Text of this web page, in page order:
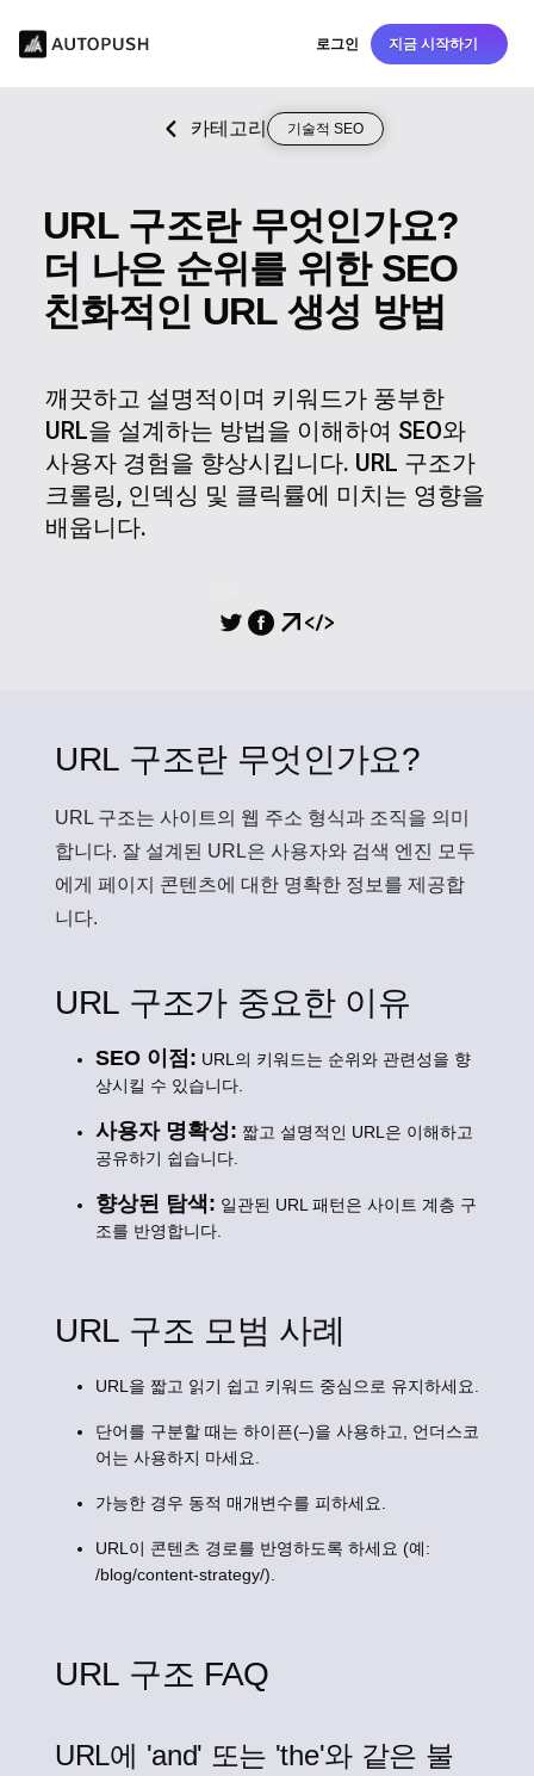
로그인 지금 시작하기
카테고리 기술적 SEO
URL 구조란 무엇인가요?
더 나은 순위를 위한 SEO
친화적인 URL 생성 방법
깨끗하고 설명적이며 키워드가 풍부한
URL을 설계하는 방법을 이해하여 SEO와
사용자 경험을 향상시킵니다. URL 구조가
크롤링, 인덱싱 및 클릭률에 미치는 영향을
배웁니다.
URL 구조란 무엇인가요?
URL 구조는 사이트의 웹 주소 형식과 조직을 의미
합니다. 잘 설계된 URL은 사용자와 검색 엔진 모두
에게 페이지 콘텐츠에 대한 명확한 정보를 제공합
니다.
URL 구조가 중요한 이유
SEO 이점: URL의 키워드는 순위와 관련성을 향
상시킬 수 있습니다.
사용자 명확성: 짧고 설명적인 URL은 이해하고
공유하기 쉽습니다.
향상된 탐색: 일관된 URL 패턴은 사이트 계층 구
조를 반영합니다.
URL 구조 모범 사례
URL을 짧고 읽기 쉽고 키워드 중심으로 유지하세요.
단어를 구분할 때는 하이픈(–)을 사용하고, 언더스코
어는 사용하지 마세요.
가능한 경우 동적 매개변수를 피하세요.
URL이 콘텐츠 경로를 반영하도록 하세요 (예:
/blog/content-strategy/).
URL 구조 FAQ
URL에 'and' 또는 'the'와 같은 불